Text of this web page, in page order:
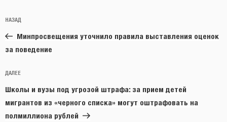
по
записям
Предыдущая
запись:
НАЗАД
Минпросвещения уточнило правила выставления оценок
за поведение
Следующая
запись
ДАЛЕЕ
Школы и вузы под угрозой штрафа: за прием детей
мигрантов из «черного списка» могут оштрафовать на
полмиллиона рублей